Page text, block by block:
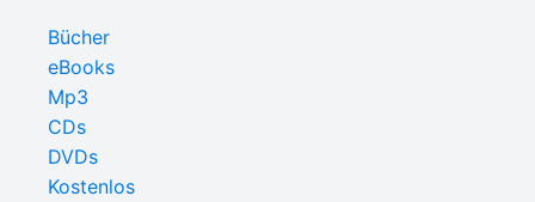
Bücher
eBooks
Mp3
CDs
DVDs
Kostenlos